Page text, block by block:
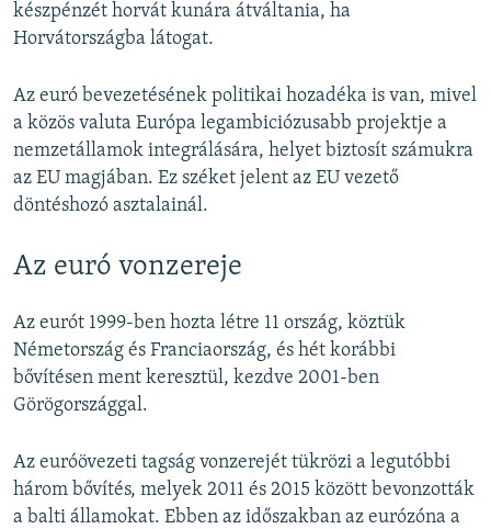
készpénzét horvát kunára átváltania, ha
Horvátországba látogat.
Az euró bevezetésének politikai hozadéka is van, mivel
a közös valuta Európa legambiciózusabb projektje a
nemzetállamok integrálására, helyet biztosít számukra
az EU magjában. Ez széket jelent az EU vezető
döntéshozó asztalainál.
Az euró vonzereje
Az eurót 1999-ben hozta létre 11 ország, köztük
Németország és Franciaország, és hét korábbi
bővítésen ment keresztül, kezdve 2001-ben
Görögországgal.
Az euróövezeti tagság vonzerejét tükrözi a legutóbbi
három bővítés, melyek 2011 és 2015 között bevonzották
a balti államokat. Ebben az időszakban az eurózóna a